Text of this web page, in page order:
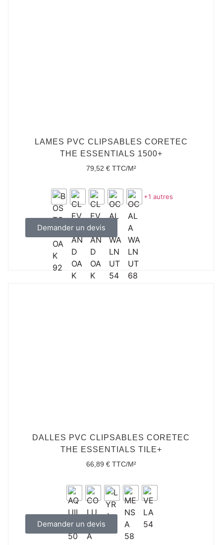
LAMES PVC CLIPSABLES CORETEC
THE ESSENTIALS 1500+
79,52 € TTC/M²
+1 autres
Demander un devis
DALLES PVC CLIPSABLES CORETEC
THE ESSENTIALS TILE+
66,89 € TTC/M²
Demander un devis